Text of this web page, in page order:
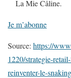
La Mie Câline.
Je m’abonne
Source: https://
1220/strategie-
reinventer-le-